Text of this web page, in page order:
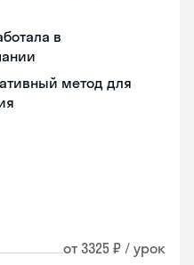
в
метод для
от 3325 ₽ / урок